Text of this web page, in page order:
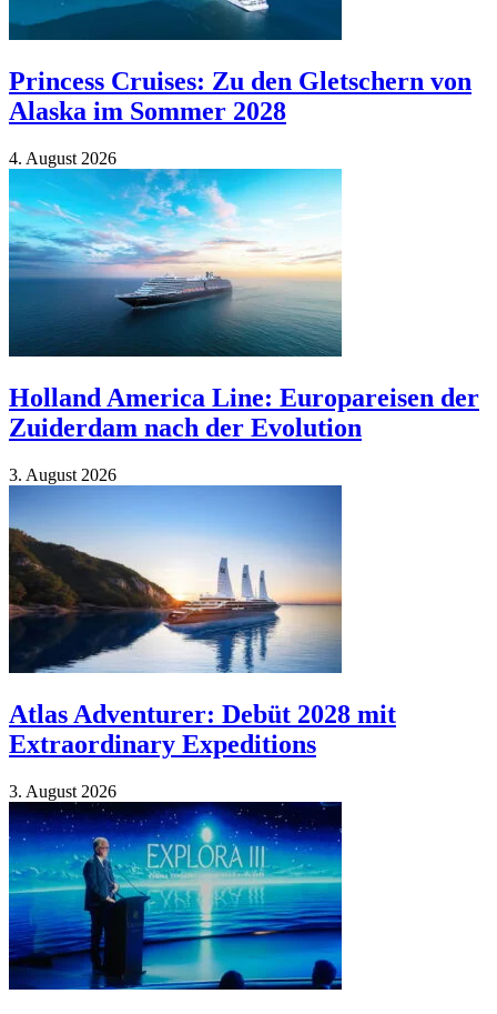
Princess Cruises: Zu den Gletschern von
Alaska im Sommer 2028
4. Au­gust 2026
Holland America Line: Europareisen der
Zuiderdam nach der Evolution
3. Au­gust 2026
Atlas Adventurer: Debüt 2028 mit
Extraordinary Expeditions
3. Au­gust 2026